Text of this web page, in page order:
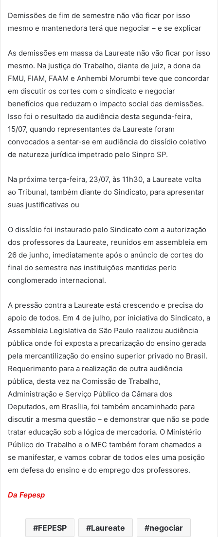
Demissões de fim de semestre não vão ficar por isso
mesmo e mantenedora terá que negociar – e se explicar
As demissões em massa da Laureate não vão ficar por isso
mesmo. Na justiça do Trabalho, diante de juiz, a dona da
FMU, FIAM, FAAM e Anhembi Morumbi teve que concordar
em discutir os cortes com o sindicato e negociar
benefícios que reduzam o impacto social das demissões.
Isso foi o resultado da audiência desta segunda-feira,
15/07, quando representantes da Laureate foram
convocados a sentar-se em audiência do dissídio coletivo
de natureza jurídica impetrado pelo Sinpro SP.
Na próxima terça-feira, 23/07, às 11h30, a Laureate volta
ao Tribunal, também diante do Sindicato, para apresentar
suas justificativas ou
O dissídio foi instaurado pelo Sindicato com a autorização
dos professores da Laureate, reunidos em assembleia em
26 de junho, imediatamente após o anúncio de cortes do
final do semestre nas instituições mantidas perlo
conglomerado internacional.
A pressão contra a Laureate está crescendo e precisa do
apoio de todos. Em 4 de julho, por iniciativa do Sindicato, a
Assembleia Legislativa de São Paulo realizou audiência
pública onde foi exposta a precarização do ensino gerada
pela mercantilização do ensino superior privado no Brasil.
Requerimento para a realização de outra audiência
pública, desta vez na Comissão de Trabalho,
Administração e Serviço Público da Câmara dos
Deputados, em Brasília, foi também encaminhado para
discutir a mesma questão – e demonstrar que não se pode
tratar educação sob a lógica de mercadoria. O Ministério
Público do Trabalho e o MEC também foram chamados a
se manifestar, e vamos cobrar de todos eles uma posição
em defesa do ensino e do emprego dos professores.
Da Fepesp
FEPESP Laureate negociar